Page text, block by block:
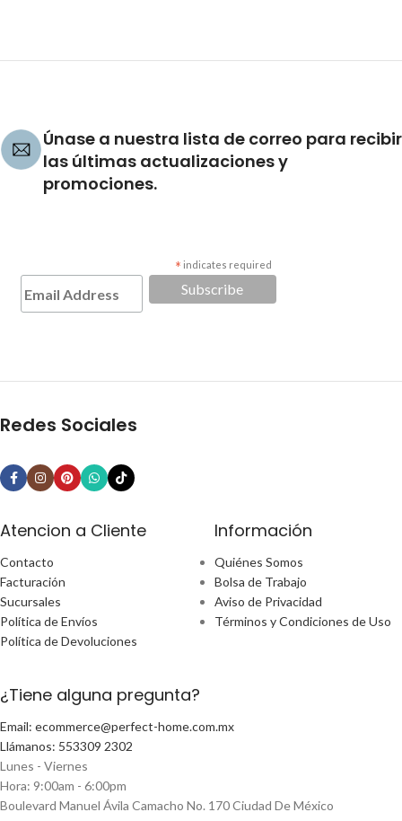
Únase a nuestra lista de correo para recibir
las últimas actualizaciones y
promociones.
* indicates required
Redes Sociales
Atencion a Cliente
Contacto
Facturación
Sucursales
Política de Envíos
Política de Devoluciones
Información
Quiénes Somos
Bolsa de Trabajo
Aviso de Privacidad
Términos y Condiciones de Uso
¿Tiene alguna pregunta?
Email: ecommerce@perfect-home.com.mx
Llámanos: 553309 2302
Lunes - Viernes
Hora: 9:00am - 6:00pm
Boulevard Manuel Ávila Camacho No. 170 Ciudad De México